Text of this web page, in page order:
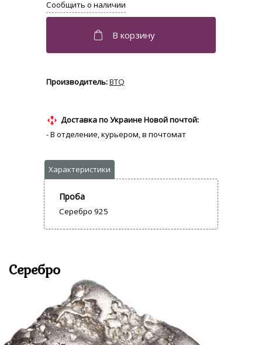
BTQ
Доставка по Украине Новой почтой:
- В отделение, курьером, в почтомат
Проба
Серебро 925
Серебро